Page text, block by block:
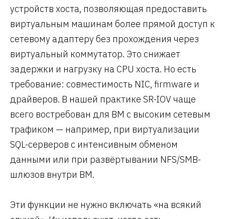
устройств хоста, позволяющая предоставить
виртуальным машинам более прямой доступ к
сетевому адаптеру без прохождения через
виртуальный коммутатор. Это снижает
задержки и нагрузку на CPU хоста. Но есть
требование: совместимость NIC, firmware и
драйверов. В нашей практике SR-IOV чаще
всего востребован для ВМ с высоким сетевым
трафиком — например, при виртуализации
SQL-серверов с интенсивным обменом
данными или при развёртывании NFS/SMB-
шлюзов внутри ВМ.
Эти функции не нужно включать «на всякий